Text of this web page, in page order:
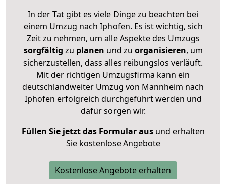
In der Tat gibt es viele Dinge zu beachten bei
einem Umzug nach Iphofen. Es ist wichtig, sich
Zeit zu nehmen, um alle Aspekte des Umzugs
sorgfältig zu planen und zu organisieren, um
sicherzustellen, dass alles reibungslos verläuft.
Mit der richtigen Umzugsfirma kann ein
deutschlandweiter Umzug von Mannheim nach
Iphofen erfolgreich durchgeführt werden und
dafür sorgen wir.
Füllen Sie jetzt das Formular ausund erhalten
Sie kostenlose Angebote
Kostenlose Angebote erhalten